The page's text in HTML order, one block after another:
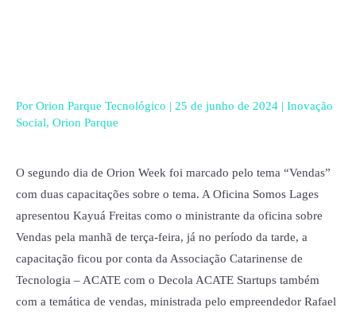
Por Orion Parque Tecnológico | 25 de junho de 2024 | Inovação
Social, Orion Parque
O segundo dia de Orion Week foi marcado pelo tema “Vendas”
com duas capacitações sobre o tema. A Oficina Somos Lages
apresentou Kayuá Freitas como o ministrante da oficina sobre
Vendas pela manhã de terça-feira, já no período da tarde, a
capacitação ficou por conta da Associação Catarinense de
Tecnologia – ACATE com o Decola ACATE Startups também
com a temática de vendas, ministrada pelo empreendedor Rafael